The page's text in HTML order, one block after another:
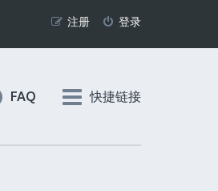
登录
注册
快捷链接
FAQ